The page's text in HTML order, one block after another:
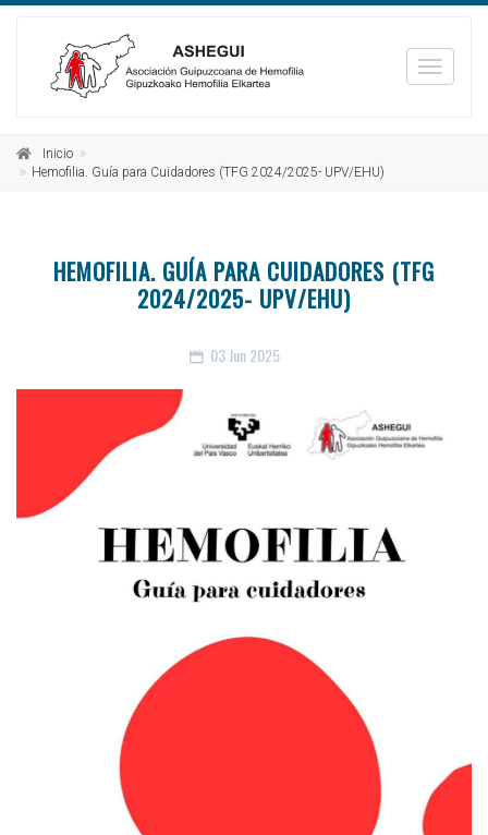
Inicio
Hemofilia. Guía para Cuidadores (TFG 2024/2025- UPV/EHU)
HEMOFILIA. GUÍA PARA CUIDADORES (TFG
2024/2025- UPV/EHU)
03Jun 2025